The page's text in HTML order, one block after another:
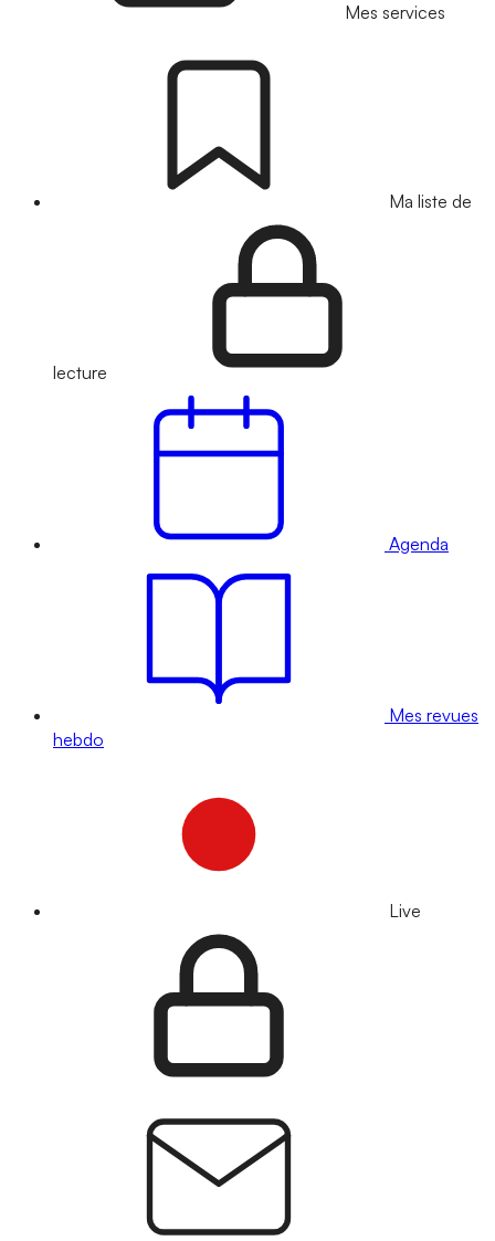
Mes services
Ma liste de
lecture
Agenda
Mes revues
hebdo
Live